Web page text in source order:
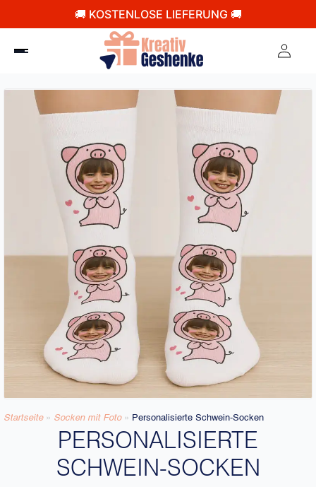
🚚 KOSTENLOSE LIEFERUNG 🚚
Startseite » Socken mit Foto » Personalisierte Schwein-Socken
PERSONALISIERTE
SCHWEIN-SOCKEN